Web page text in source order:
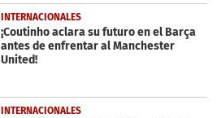
INTERNACIONALES
¡Coutinho aclara su futuro en el Barça
antes de enfrentar al Manchester
United!
INTERNACIONALES